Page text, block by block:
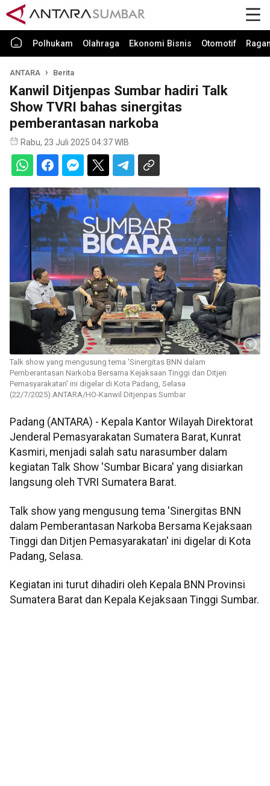
Polhukam Olahraga Ekonomi Bisnis Otomotif
ANTARA Berita
Kanwil Ditjenpas Sumbar hadiri Talk
Show TVRI bahas sinergitas
pemberantasan narkoba
Rabu, 23 Juli 2025 04:37 WIB
Talk show yang mengusung tema 'Sinergitas BNN dalam
Pemberantasan Narkoba Bersama Kejaksaan Tinggi dan Ditjen
Pemasyarakatan' ini digelar di Kota Padang, Selasa
(22/7/2025).ANTARA/HO-Kanwil Ditjenpas Sumbar
Padang (ANTARA) - Kepala Kantor Wilayah Direktorat
Jenderal Pemasyarakatan Sumatera Barat, Kunrat
Kasmiri, menjadi salah satu narasumber dalam
kegiatan Talk Show 'Sumbar Bicara' yang disiarkan
langsung oleh TVRI Sumatera Barat.
Talk show yang mengusung tema 'Sinergitas BNN
dalam Pemberantasan Narkoba Bersama Kejaksaan
Tinggi dan Ditjen Pemasyarakatan' ini digelar di Kota
Padang, Selasa.
Kegiatan ini turut dihadiri oleh Kepala BNN Provinsi
Sumatera Barat dan Kepala Kejaksaan Tinggi Sumbar.